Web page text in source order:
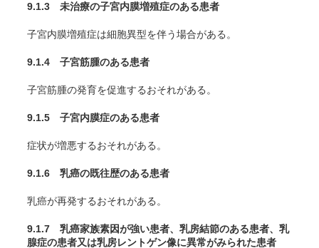
9.1.3 未治療の子宮内膜増殖症のある患者
子宮内膜増殖症は細胞異型を伴う場合がある。
9.1.4 子宮筋腫のある患者
子宮筋腫の発育を促進するおそれがある。
9.1.5 子宮内膜症のある患者
症状が増悪するおそれがある。
9.1.6 乳癌の既往歴のある患者
乳癌が再発するおそれがある。
9.1.7 乳癌家族素因が強い患者、乳房結節のある患者、乳
腺症の患者又は乳房レントゲン像に異常がみられた患者